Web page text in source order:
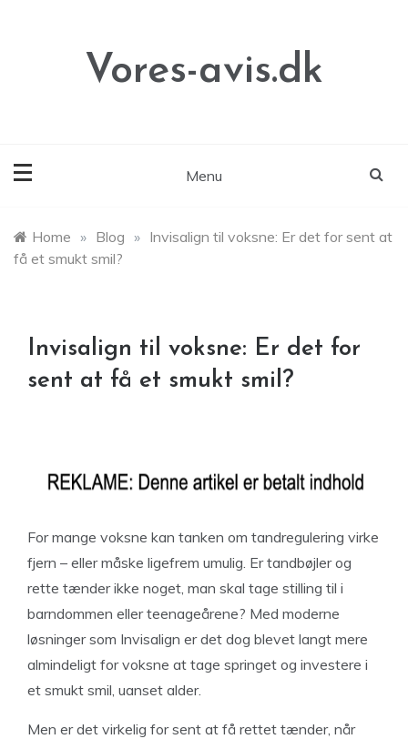
Vores-avis.dk
Menu
Home » Blog » Invisalign til voksne: Er det for sent at
få et smukt smil?
Invisalign til voksne: Er det for
sent at få et smukt smil?
For mange voksne kan tanken om tandregulering virke
fjern – eller måske ligefrem umulig. Er tandbøjler og
rette tænder ikke noget, man skal tage stilling til i
barndommen eller teenageårene? Med moderne
løsninger som Invisalign er det dog blevet langt mere
almindeligt for voksne at tage springet og investere i
et smukt smil, uanset alder.
Men er det virkelig for sent at få rettet tænder, når